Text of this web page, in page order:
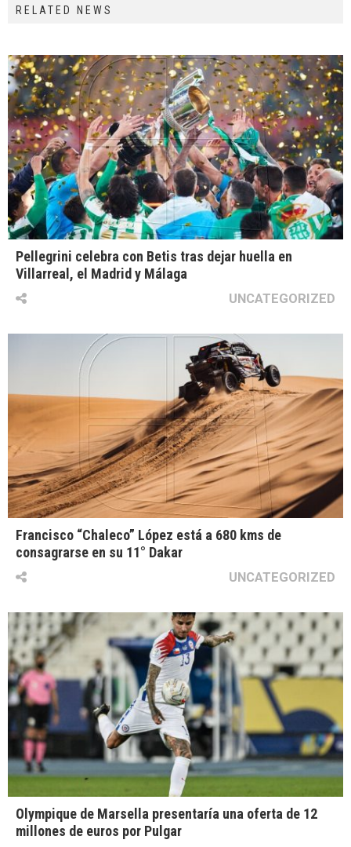
RELATED NEWS
Pellegrini celebra con Betis tras dejar huella en
Villarreal, el Madrid y Málaga
UNCATEGORIZED
Francisco “Chaleco” López está a 680 kms de
consagrarse en su 11° Dakar
UNCATEGORIZED
Olympique de Marsella presentaría una oferta de 12
millones de euros por Pulgar